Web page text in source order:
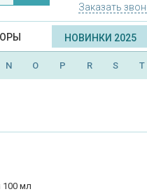
Заказать
НОВИНКИ 2025
N O P R S T
100 мл